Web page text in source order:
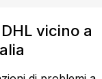
vicino a